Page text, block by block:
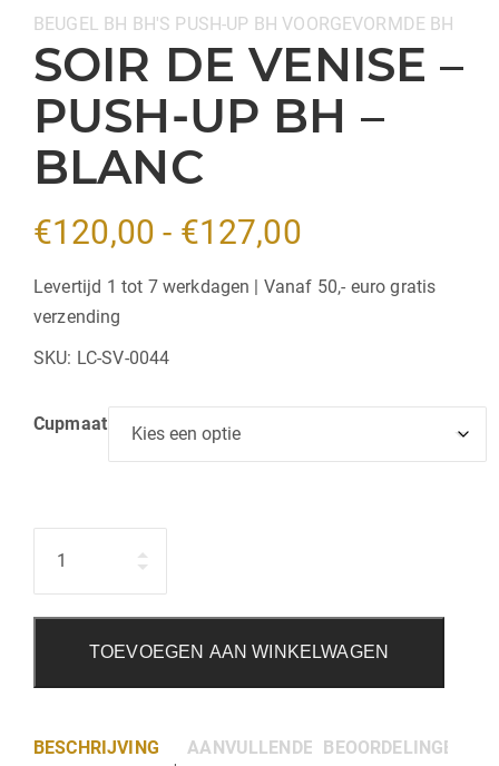
Categorieën:
BEUGEL BH BH'S PUSH-UP BH VOORGEVORMDE BH
SOIR DE VENISE –
PUSH-UP BH –
BLANC
€120,00 - €127,00Prijsklasse:
€120,00
€127,00
Levertijd 1 tot 7 werkdagen | Vanaf 50,- euro gratis
verzending
SKU: LC-SV-0044
Cupmaat
TOEVOEGEN AAN WINKELWAGEN
BESCHRIJVING AANVULLENDE INFORMATIE
BEOORDELINGEN (0)